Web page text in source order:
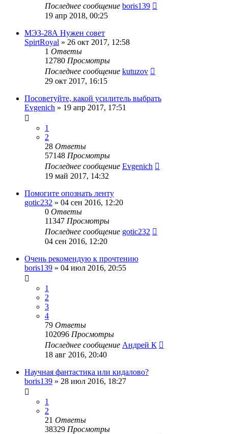
Последнее сообщение boris139
19 апр 2018, 00:25
МЭЗ-28А Нужен совет
SpirtRoyal » 26 окт 2017, 12:58
1 Ответы
12780 Просмотры
Последнее сообщение kutuzov
29 окт 2017, 16:15
Посоветуйте, какой усилитель выбрать
Evgenich » 19 апр 2017, 17:51
1
2
28 Ответы
57148 Просмотры
Последнее сообщение Evgenich
19 май 2017, 14:32
Помогите опознать ленту
gotic232 » 04 сен 2016, 12:20
0 Ответы
11347 Просмотры
Последнее сообщение gotic232
04 сен 2016, 12:20
Очень рекомендую к прочтению
boris139 » 04 июл 2016, 20:55
1
2
3
4
79 Ответы
102096 Просмотры
Последнее сообщение Андрей К
18 авг 2016, 20:40
Научная фантастика или кидалово?
boris139 » 28 июл 2016, 18:27
1
2
21 Ответы
38329 Просмотры